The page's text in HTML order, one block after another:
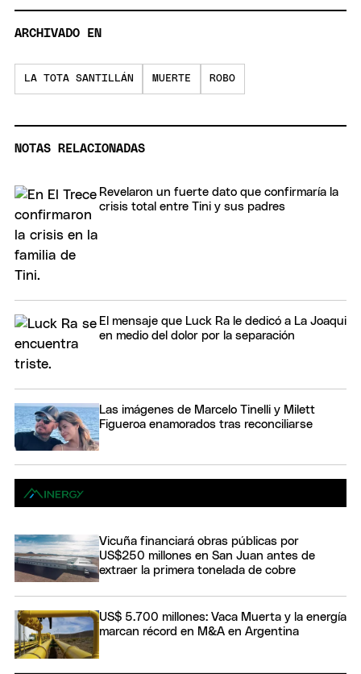
ARCHIVADO EN
LA TOTA SANTILLÁN MUERTE ROBO
NOTAS RELACIONADAS
Revelaron un fuerte dato que confirmaría la
crisis total entre Tini y sus padres
El mensaje que Luck Ra le dedicó a La Joaqui
en medio del dolor por la separación
Las imágenes de Marcelo Tinelli y Milett
Figueroa enamorados tras reconciliarse
Vicuña financiará obras públicas por
US$250 millones en San Juan antes de
extraer la primera tonelada de cobre
US$ 5.700 millones: Vaca Muerta y la energía
marcan récord en M&A en Argentina